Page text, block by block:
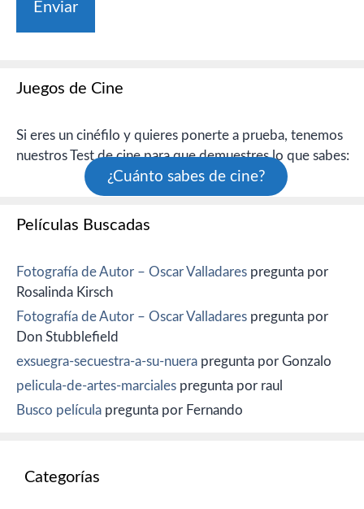
Juegos de Cine
Si eres un cinéfilo y quieres ponerte a prueba, tenemos
nuestros Test de cine para que demuestres lo que sabes:
¿Cuánto sabes de cine?
Películas Buscadas
Fotografía de Autor – Oscar Valladares pregunta por
Rosalinda Kirsch
Fotografía de Autor – Oscar Valladares pregunta por
Don Stubblefield
exsuegra-secuestra-a-su-nuera pregunta por Gonzalo
pelicula-de-artes-marciales pregunta por raul
Busco película pregunta por Fernando
Categorías